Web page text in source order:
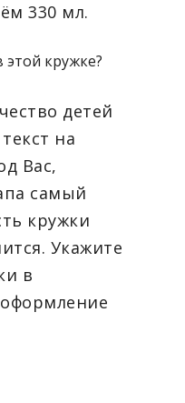
330 мл.
кружке?
детей
на
Вас,
самый
кружки
Укажите
в